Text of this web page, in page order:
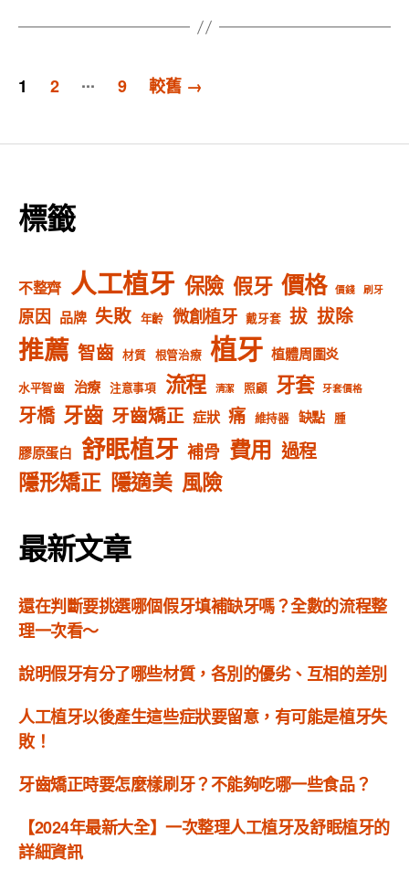
文
分
1 2 ... 9 較舊 →
標籤
不整齊 人工植牙 保險 假牙 價格 價錢 刷牙
原因 品牌 失敗 年齡 微創植牙 戴牙套 拔 拔除
推薦 智齒 材質 根管治療 植牙 植體周圍炎
水平智齒 治療 注意事項 流程 清潔 照顧 牙套 牙套價格
牙橋 牙齒 牙齒矯正 症狀 痛 維持器 缺點 腫
膠原蛋白 舒眠植牙 補骨 費用 過程
隱形矯正 隱適美 風險
最新文章
還在判斷要挑選哪個假牙填補缺牙嗎？全數的流程整
理一次看～
說明假牙有分了哪些材質，各別的優劣、互相的差別
人工植牙以後產生這些症狀要留意，有可能是植牙失
敗！
牙齒矯正時要怎麼樣刷牙？不能夠吃哪一些食品？
【2024年最新大全】一次整理人工植牙及舒眠植牙的
詳細資訊